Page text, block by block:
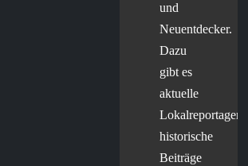
und
Neuentdecker.
Dazu
gibt es
aktuelle
Lokalreportagen,
historische
Beiträge